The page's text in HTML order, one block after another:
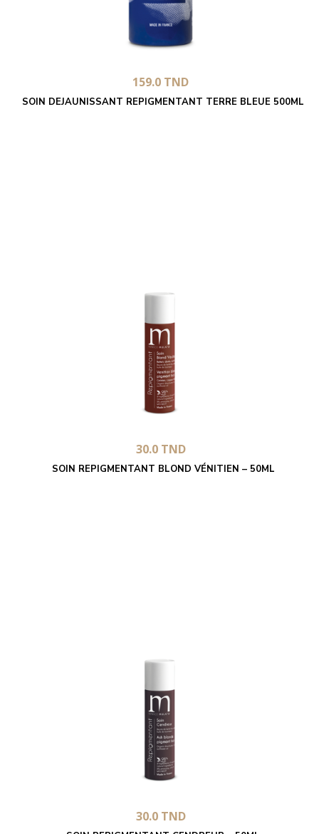
SOIN DEJAUNISSANT REPIGMENTANT TERRE BLEUE 500ML
159.0 TND
SOIN REPIGMENTANT BLOND VÉNITIEN – 50ML
30.0TND
30.0TND